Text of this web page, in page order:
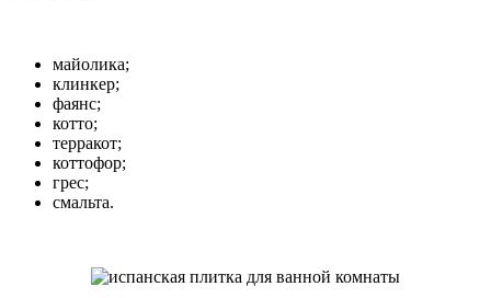
майолика;
клинкер;
фаянс;
котто;
терракот;
коттофор;
грес;
смальта.